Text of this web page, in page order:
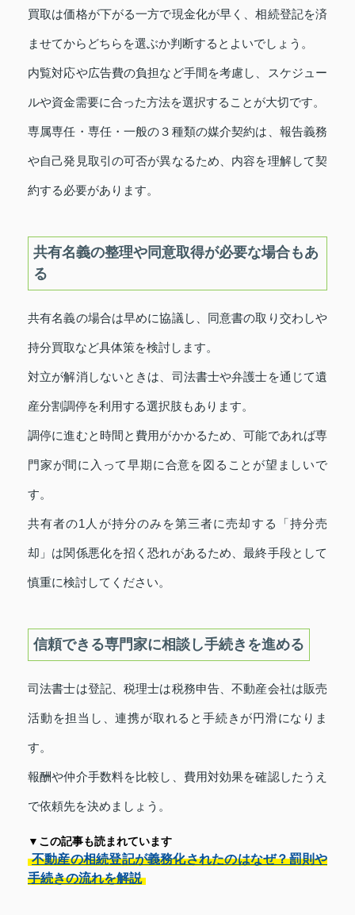
買取は価格が下がる一方で現金化が早く、相続登記を済
ませてからどちらを選ぶか判断するとよいでしょう。
内覧対応や広告費の負担など手間を考慮し、スケジュー
ルや資金需要に合った方法を選択することが大切です。
専属専任・専任・一般の３種類の媒介契約は、報告義務
や自己発見取引の可否が異なるため、内容を理解して契
約する必要があります。
共有名義の整理や同意取得が必要な場合もあ
る
共有名義の場合は早めに協議し、同意書の取り交わしや
持分買取など具体策を検討します。
対立が解消しないときは、司法書士や弁護士を通じて遺
産分割調停を利用する選択肢もあります。
調停に進むと時間と費用がかかるため、可能であれば専
門家が間に入って早期に合意を図ることが望ましいで
す。
共有者の1人が持分のみを第三者に売却する「持分売
却」は関係悪化を招く恐れがあるため、最終手段として
慎重に検討してください。
信頼できる専門家に相談し手続きを進める
司法書士は登記、税理士は税務申告、不動産会社は販売
活動を担当し、連携が取れると手続きが円滑になりま
す。
報酬や仲介手数料を比較し、費用対効果を確認したうえ
で依頼先を決めましょう。
▼この記事も読まれています
不動産の相続登記が義務化されたのはなぜ？罰則や
手続きの流れを解説